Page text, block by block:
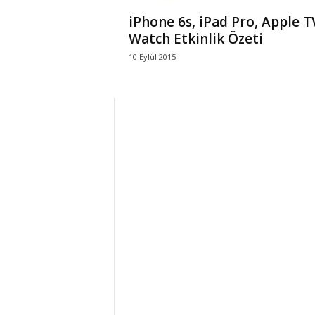
iPhone 6s, iPad Pro, Apple
Watch Etkinlik Özeti
10 Eylül 2015